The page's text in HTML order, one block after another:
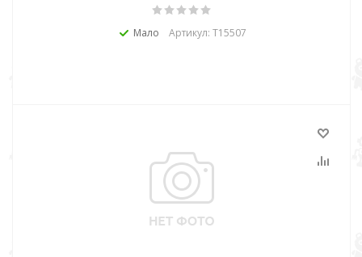
Мало Артикул: Т15507